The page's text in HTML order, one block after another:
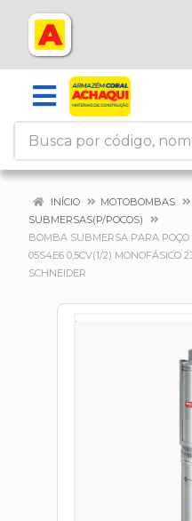
INÍCIO
MOTOBOMBAS
SUBMERSAS(P/POCOS)
BOMBA SUBMERSA PARA
05S4E6 0,5CV(1/2) MONOFÁSICO
SCHNEIDER